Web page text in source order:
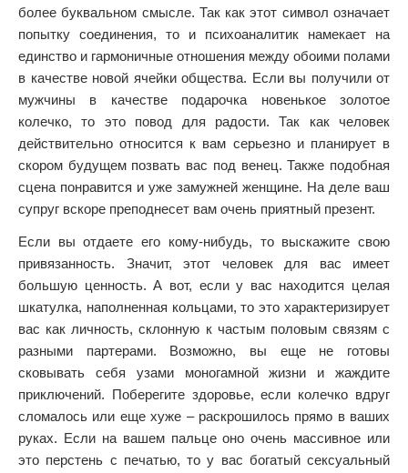
более буквальном смысле. Так как этот символ означает
попытку соединения, то и психоаналитик намекает на
единство и гармоничные отношения между обоими полами
в качестве новой ячейки общества. Если вы получили от
мужчины в качестве подарочка новенькое золотое
колечко, то это повод для радости. Так как человек
действительно относится к вам серьезно и планирует в
скором будущем позвать вас под венец. Также подобная
сцена понравится и уже замужней женщине. На деле ваш
супруг вскоре преподнесет вам очень приятный презент.
Если вы отдаете его кому-нибудь, то выскажите свою
привязанность. Значит, этот человек для вас имеет
большую ценность. А вот, если у вас находится целая
шкатулка, наполненная кольцами, то это характеризирует
вас как личность, склонную к частым половым связям с
разными партерами. Возможно, вы еще не готовы
сковывать себя узами моногамной жизни и жаждите
приключений. Поберегите здоровье, если колечко вдруг
сломалось или еще хуже – раскрошилось прямо в ваших
руках. Если на вашем пальце оно очень массивное или
это перстень с печатью, то у вас богатый сексуальный